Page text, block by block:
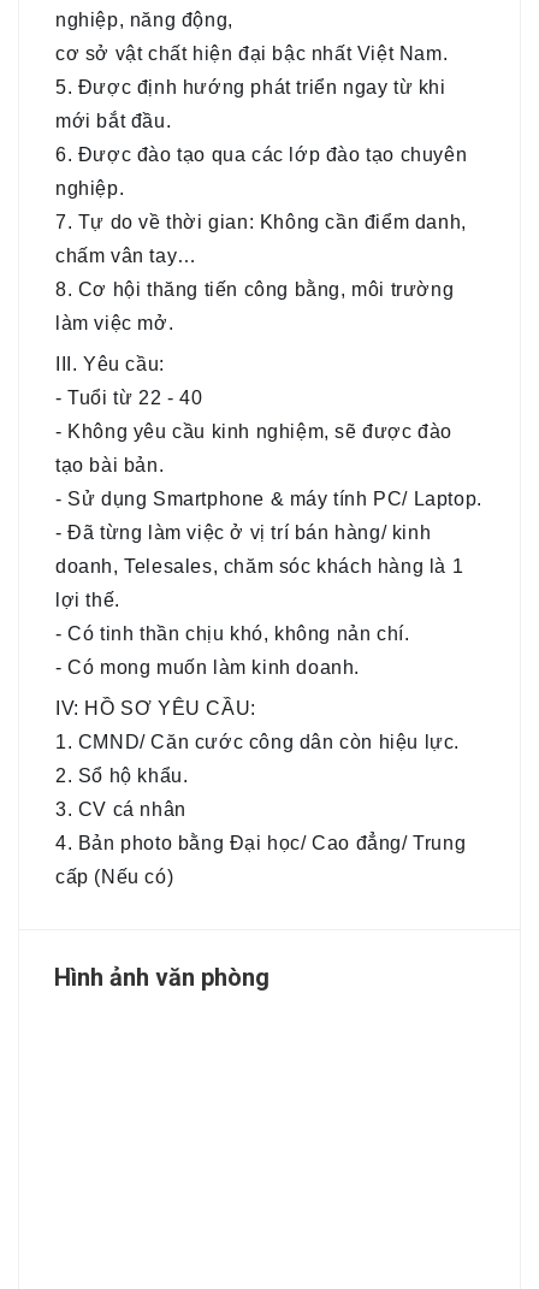
nghiệp, năng động,
cơ sở vật chất hiện đại bậc nhất Việt Nam.
5. Được định hướng phát triển ngay từ khi
mới bắt đầu.
6. Được đào tạo qua các lớp đào tạo chuyên
nghiệp.
7. Tự do về thời gian: Không cần điểm danh,
chấm vân tay…
8. Cơ hội thăng tiến công bằng, môi trường
làm việc mở.
III. Yêu cầu:
- Tuổi từ 22 - 40
- Không yêu cầu kinh nghiệm, sẽ được đào
tạo bài bản.
- Sử dụng Smartphone & máy tính PC/ Laptop.
- Đã từng làm việc ở vị trí bán hàng/ kinh
doanh, Telesales, chăm sóc khách hàng là 1
lợi thế.
- Có tinh thần chịu khó, không nản chí.
- Có mong muốn làm kinh doanh.
IV: HỒ SƠ YÊU CẦU:
1. CMND/ Căn cước công dân còn hiệu lực.
2. Sổ hộ khẩu.
3. CV cá nhân
4. Bản photo bằng Đại học/ Cao đẳng/ Trung
cấp (Nếu có)
Hình ảnh văn phòng